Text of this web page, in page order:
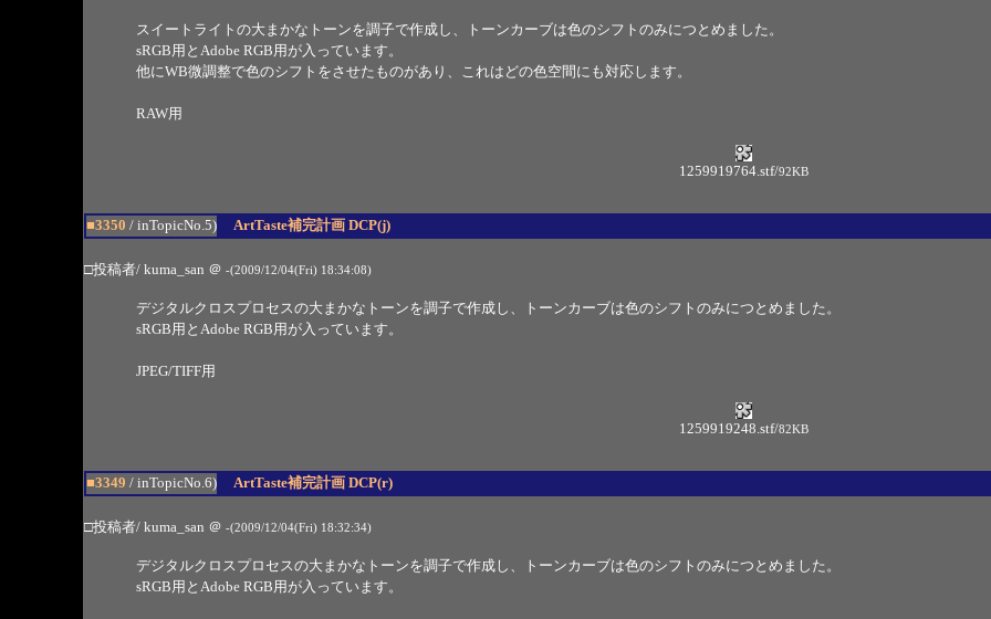
スイートライトの大まかなトーンを調子で作成し、トーンカーブは色のシフトのみにつとめました。
sRGB用とAdobe RGB用が入っています。
他にWB微調整で色のシフトをさせたものがあり、これはどの色空間にも対応します。
RAW用
1259919764.stf/92KB
■3350 / inTopicNo.5) ArtTaste補完計画 DCP(j)
□投稿者/ kuma_san ＠ -(2009/12/04(Fri) 18:34:08)
デジタルクロスプロセスの大まかなトーンを調子で作成し、トーンカーブは色のシフトのみにつとめました。
sRGB用とAdobe RGB用が入っています。
JPEG/TIFF用
1259919248.stf/82KB
■3349 / inTopicNo.6) ArtTaste補完計画 DCP(r)
□投稿者/ kuma_san ＠ -(2009/12/04(Fri) 18:32:34)
デジタルクロスプロセスの大まかなトーンを調子で作成し、トーンカーブは色のシフトのみにつとめました。
sRGB用とAdobe RGB用が入っています。